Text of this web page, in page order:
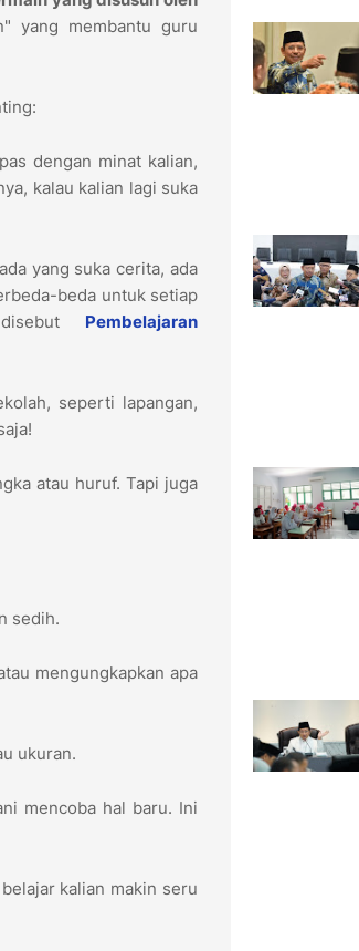
yang membantu guru
dengan minat kalian,
kalau kalian lagi suka
yang suka cerita, ada
beda untuk setiap
Pembelajaran
seperti lapangan,
atau huruf. Tapi juga
sedih.
mengungkapkan apa
ukuran.
mencoba hal baru. Ini
kalian makin seru